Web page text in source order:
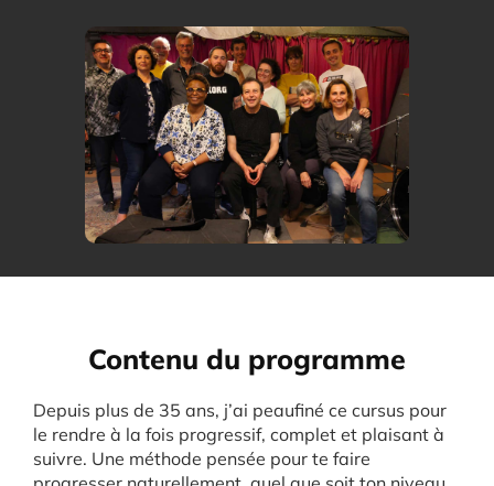
Contenu du programme
Depuis plus de 35 ans, j’ai peaufiné ce cursus pour
le rendre à la fois progressif, complet et plaisant à
suivre. Une méthode pensée pour te faire